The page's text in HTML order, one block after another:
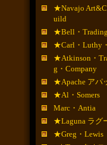
★Navajo
uild
★Bell・
★Carl・Luthy
★Atkinson・
g・Company
★Apache アパ
★Al・Somers
Marc・Antia
★Laguna ラグ
★Greg・Lewis